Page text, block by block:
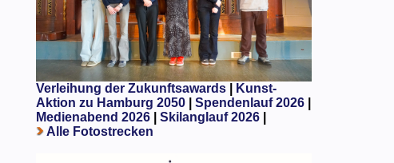
Verleihung der Zukunftsawards|
Kunst-
Aktion zu Hamburg 2050
Spendenlauf 2026|
Medienabend 2026| Skilanglauf 2026|
Alle Fotostrecken